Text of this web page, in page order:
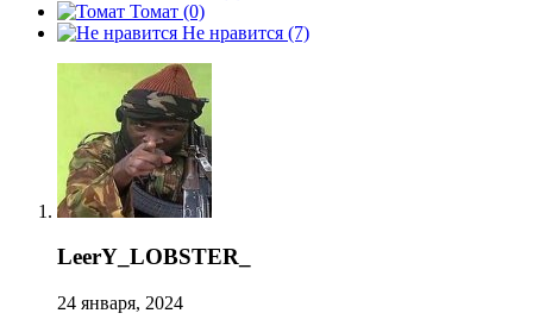
Томат (0)
Не нравится (7)
LeerY_LOBSTER_
24 января, 2024